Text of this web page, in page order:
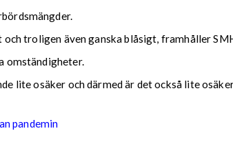
och troligen även ganska blåsigt, framhåller
omständigheter.
lite osäker och därmed är det också lite
pandemin